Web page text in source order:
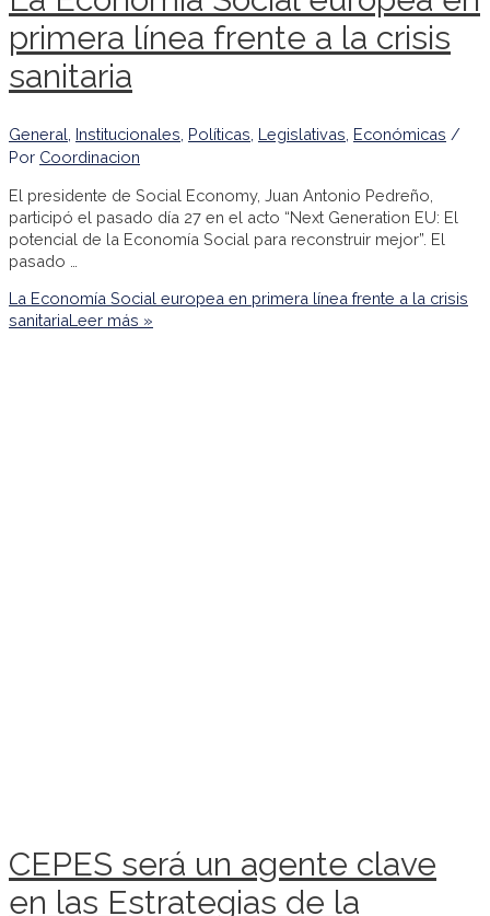
primera línea frente a la crisis
sanitaria
General Institucionales Políticas Legislativas Económicas /
Por Coordinacion
El presidente de Social Economy, Juan Antonio Pedreño,
participó el pasado día 27 en el acto “Next Generation EU: El
potencial de la Economía Social para reconstruir mejor”. El
pasado …
La Economía Social europea en primera línea frente a la crisis
sanitariaLeer más »
CEPES será un agente clave
en las Estrategias de la